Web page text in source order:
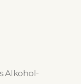
Alkohol-